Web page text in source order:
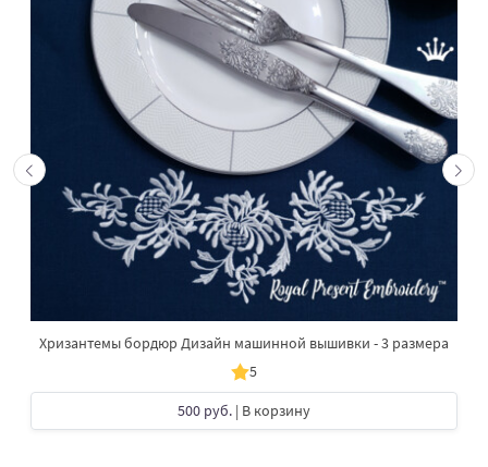
Хризантемы бордюр Дизайн машинной вышивки - 3 размера
5
500 руб. | В корзину